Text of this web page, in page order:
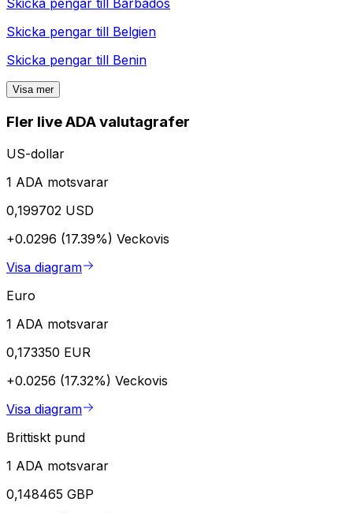
Skicka pengar till
Barbados
Skicka pengar till Belgien
Skicka pengar till Benin
Visa mer
Fler live ADA valutagrafer
US-dollar
1 ADA motsvarar
0,199702 USD
+0.0296 (17.39%) Veckovis
Visa diagram
Euro
1 ADA motsvarar
0,173350 EUR
+0.0256 (17.32%) Veckovis
Visa diagram
Brittiskt pund
1 ADA motsvarar
0,148465 GBP